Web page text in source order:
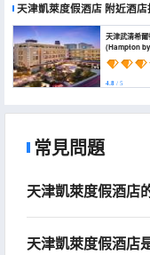
天津凱萊度假酒店 附近酒
天津武清希
(Hampton
Tianjin
4.8 / 5
常見問題
天津凱萊度假酒店
天津凱萊度假酒店